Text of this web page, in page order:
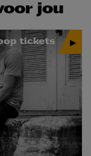
jou
tickets